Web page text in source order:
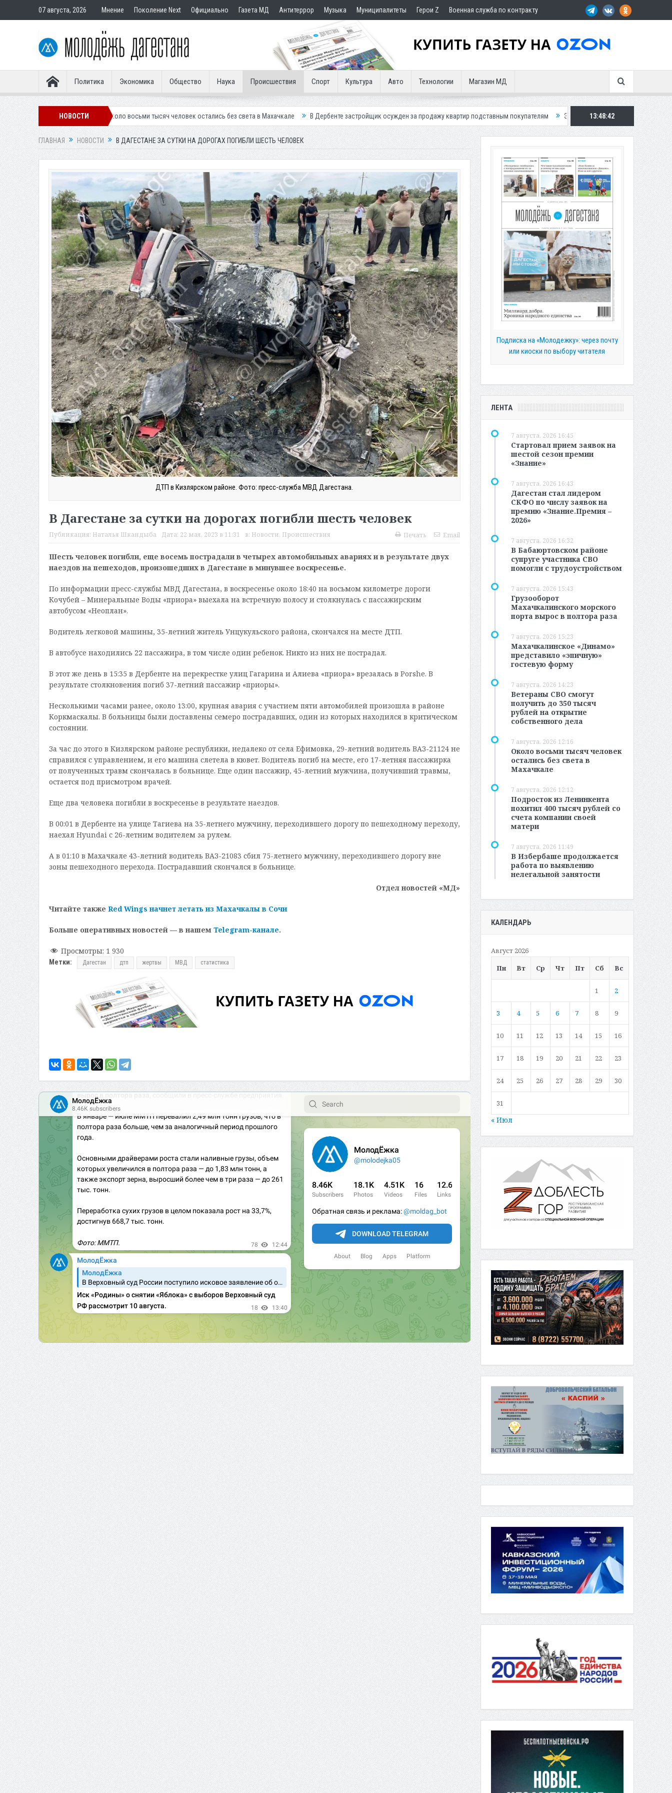
07 августа, 2026 Мнение Поколение Next Официально Газета МД Антитеррор Музыка Муниципалитеты Герои Z Военная служба по контракту
Политика Экономика Общество Наука Происшествия Спорт Культура Авто Технологии Магазин МД
НОВОСТИ
форму Около восьми тысяч человек остались без света в Махачкале В Дербенте застройщик осужден за продажу квартир подставным покупателям Экс-сотрудница Соцфонда получила срок за обман
13:48:43
ГЛАВНАЯ НОВОСТИ В ДАГЕСТАНЕ ЗА СУТКИ НА ДОРОГАХ ПОГИБЛИ ШЕСТЬ ЧЕЛОВЕК
ДТП в Кизлярском районе. Фото: пресс-служба МВД Дагестана.
В Дагестане за сутки на дорогах погибли шесть человек
Публикация: Наталья Шкандыба Дата: 22 мая, 2023 в 11:31 в: Новости, Происшествия Печать Email
Шесть человек погибли, еще восемь пострадали в четырех автомобильных авариях и в результате двух
наездов на пешеходов, произошедших в Дагестане в минувшее воскресенье.
По информации пресс-службы МВД Дагестана, в воскресенье около 18:40 на восьмом километре дороги
Кочубей – Минеральные Воды «приора» выехала на встречную полосу и столкнулась с пассажирским
автобусом «Неоплан».
Водитель легковой машины, 35-летний житель Унцукульского района, скончался на месте ДТП.
В автобусе находились 22 пассажира, в том числе один ребенок. Никто из них не пострадал.
В этот же день в 15:35 в Дербенте на перекрестке улиц Гагарина и Алиева «приора» врезалась в Porshe. В
результате столкновения погиб 37-летний пассажир «приоры».
Несколькими часами ранее, около 13:00, крупная авария с участием пяти автомобилей произошла в районе
Коркмаскалы. В больницы были доставлены семеро пострадавших, один из которых находился в критическом
состоянии.
За час до этого в Кизлярском районе республики, недалеко от села Ефимовка, 29-летний водитель ВАЗ-21124 не
справился с управлением, и его машина слетела в кювет. Водитель погиб на месте, его 17-летняя пассажирка
от полученных травм скончалась в больнице. Еще один пассажир, 45-летний мужчина, получивший травмы,
остается под присмотром врачей.
Еще два человека погибли в воскресенье в результате наездов.
В 00:01 в Дербенте на улице Тагиева на 35-летнего мужчину, переходившего дорогу по пешеходному переходу,
наехал Hyundai с 26-летним водителем за рулем.
А в 01:10 в Махачкале 43-летний водитель ВАЗ-21083 сбил 75-летнего мужчину, переходившего дорогу вне
зоны пешеходного перехода. Пострадавший скончался в больнице.
Отдел новостей «МД»
Читайте также Red Wings начнет летать из Махачкалы в Сочи
Больше оперативных новостей — в нашем Telegram-канале.
Просмотры: 1 930
Метки: Дагестан дтп жертвы МВД статистика
Подписка на «Молодежку»: через почту
или киоски по выбору читателя
ЛЕНТА
7 августа, 2026 16:45
Стартовал прием заявок на
шестой сезон премии
«Знание»
7 августа, 2026 16:43
Дагестан стал лидером
СКФО по числу заявок на
премию «Знание.Премия –
2026»
7 августа, 2026 16:32
В Бабаюртовском районе
супруге участника СВО
помогли с трудоустройством
7 августа, 2026 15:43
Грузооборот
Махачкалинского морского
порта вырос в полтора раза
7 августа, 2026 15:23
Махачкалинское «Динамо»
представило «эпичную»
гостевую форму
7 августа, 2026 14:23
Ветераны СВО смогут
получить до 350 тысяч
рублей на открытие
собственного дела
7 августа, 2026 12:16
Около восьми тысяч человек
остались без света в
Махачкале
7 августа, 2026 12:12
Подросток из Ленинкента
похитил 400 тысяч рублей со
счета компании своей
матери
7 августа, 2026 11:49
В Избербаше продолжается
работа по выявлению
нелегальной занятости
КАЛЕНДАРЬ
Август 2026
Пн
Вт Ср Чт Пт Сб Вс
1 2
3 4 5 6 7 8 9
10 11 12 13 14 15 16
17 18 19 20 21 22 23
24 25 26 27 28 29 30
31
« Июл